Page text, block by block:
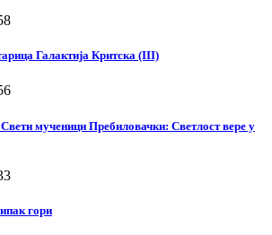
Галактија Критска (III)
мученици Пребиловачки: Светлост вере у
гори